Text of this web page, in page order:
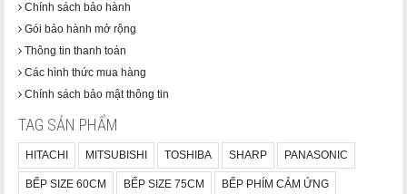
Chính sách bảo hành
Gói bảo hành mở rộng
Thông tin thanh toán
Các hình thức mua hàng
Chính sách bảo mật thông tin
TAG SẢN PHẨM
HITACHI MITSUBISHI TOSHIBA SHARP PANASONIC
BẾP SIZE 60CM BẾP SIZE 75CM BẾP PHÍM CẢM ỨNG